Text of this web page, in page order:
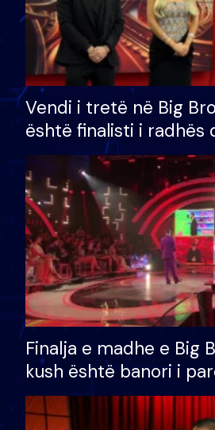
Vendi i tretë në Big
është finalisti i radhës
Finalja e madhe e Big
kush është banori i
shtëpinë dhe humb
të fituar çmimin e